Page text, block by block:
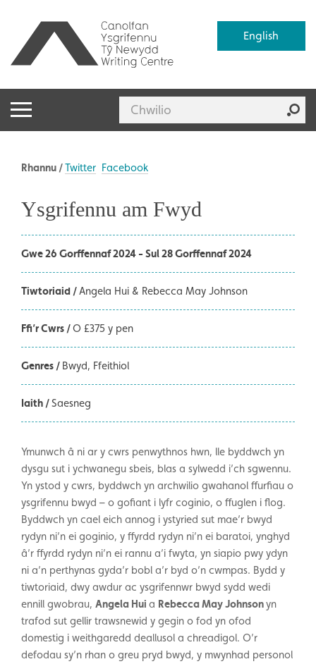
English
Rhannu /Twitter Facebook
Ysgrifennu am Fwyd
Gwe 26 Gorffennaf 2024 - Sul 28 Gorffennaf 2024
Tiwtoriaid / Angela Hui & Rebecca May Johnson
Ffi’r Cwrs /O £375 y pen
Genres / Bwyd Ffeithiol
Iaith /Saesneg
Ymunwch â ni ar y cwrs penwythnos hwn, lle byddwch yn
dysgu sut i ychwanegu sbeis, blas a sylwedd i’ch sgwennu.
Yn ystod y cwrs, byddwch yn archwilio gwahanol ffurfiau o
ysgrifennu bwyd – o gofiant i lyfr coginio, o ffuglen i flog.
Byddwch yn cael eich annog i ystyried sut mae’r bwyd
rydyn ni’n ei goginio, y ffyrdd rydyn ni’n ei baratoi, ynghyd
â’r ffyrdd rydyn ni’n ei rannu a’i fwyta, yn siapio pwy ydyn
ni a’n perthynas gyda’r bobl a’r byd o’n cwmpas. Bydd y
tiwtoriaid, dwy awdur ac ysgrifennwr bwyd sydd wedi
ennill gwobrau, Angela Hui a Rebecca May Johnsonyn
trafod sut gellir trawsnewid y gegin o fod yn ofod
domestig i weithgaredd deallusol a chreadigol. O’r
defodau sy’n rhan o greu pryd bwyd, y mwynhad personol